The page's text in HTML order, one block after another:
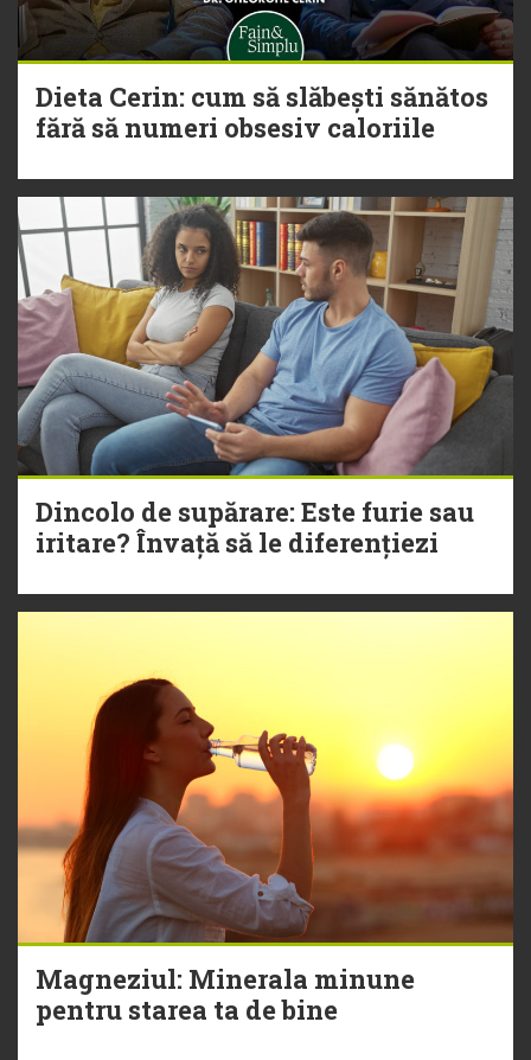
Dieta Cerin: cum să slăbești sănătos
fără să numeri obsesiv caloriile
Dincolo de supărare: Este furie sau
iritare? Învață să le diferențiezi
Magneziul: Minerala minune
pentru starea ta de bine